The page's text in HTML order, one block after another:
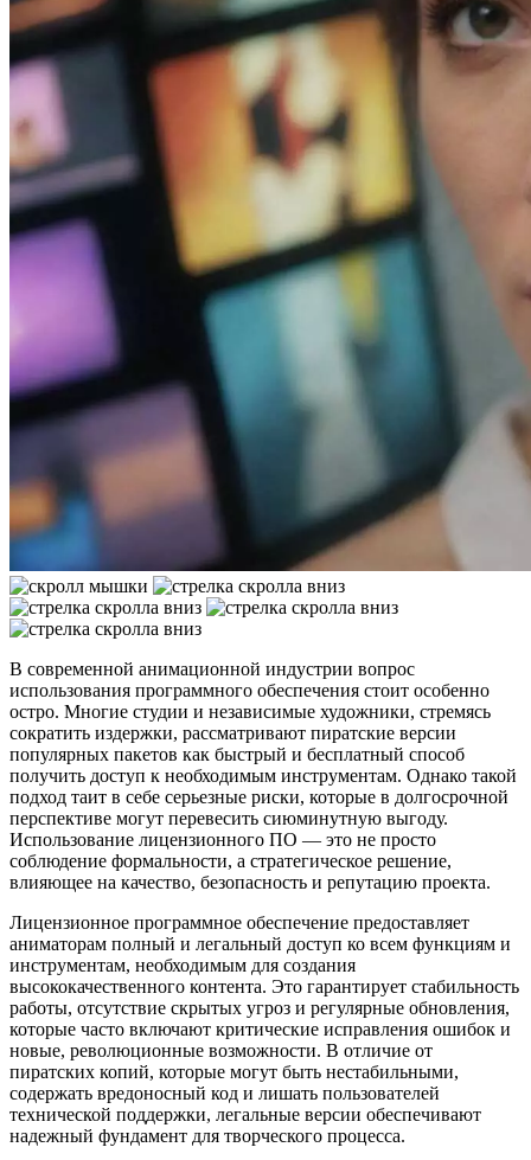
В современной анимационной индустрии вопрос
использования программного обеспечения стоит особенно
остро. Многие студии и независимые художники, стремясь
сократить издержки, рассматривают пиратские версии
популярных пакетов как быстрый и бесплатный способ
получить доступ к необходимым инструментам. Однако такой
подход таит в себе серьезные риски, которые в долгосрочной
перспективе могут перевесить сиюминутную выгоду.
Использование лицензионного ПО — это не просто
соблюдение формальности, а стратегическое решение,
влияющее на качество, безопасность и репутацию проекта.
Лицензионное программное обеспечение предоставляет
аниматорам полный и легальный доступ ко всем функциям и
инструментам, необходимым для создания
высококачественного контента. Это гарантирует стабильность
работы, отсутствие скрытых угроз и регулярные обновления,
которые часто включают критические исправления ошибок и
новые, революционные возможности. В отличие от
пиратских копий, которые могут быть нестабильными,
содержать вредоносный код и лишать пользователей
технической поддержки, легальные версии обеспечивают
надежный фундамент для творческого процесса.